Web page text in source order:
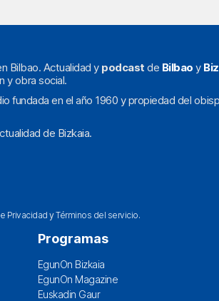
Bilbao. Actualidad y podcast de Bilbao y
y obra social.
fundada en el año 1960 y propiedad del
de Bizkaia.
PrivacidadyTérminos del servicio.
Programas
EgunOn Bizkaia
EgunOn Magazine
Euskadin Gaur